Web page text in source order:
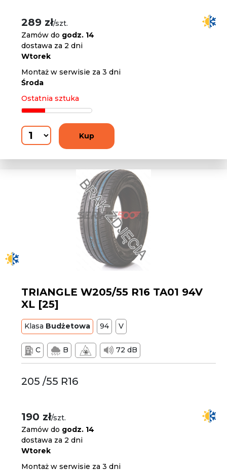
289 zł/szt.
Zamów do godz. 14
dostawa za 2 dni
Wtorek
Montaż w serwisie za 3 dni
Środa
Ostatnia sztuka
Kup
TRIANGLE W205/55 R16 TA01 94V
XL [25]
Klasa Budżetowa 94 V
C B 72 dB
205 /55 R16
190 zł/szt.
Zamów do godz. 14
dostawa za 2 dni
Wtorek
Montaż w serwisie za 3 dni